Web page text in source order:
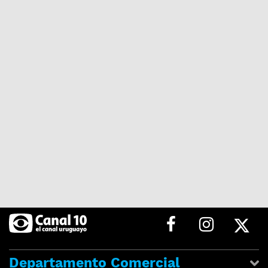
Departamento Comercial